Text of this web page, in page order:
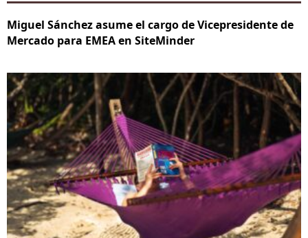
Miguel Sánchez asume el cargo de Vicepresidente de
Mercado para EMEA en SiteMinder